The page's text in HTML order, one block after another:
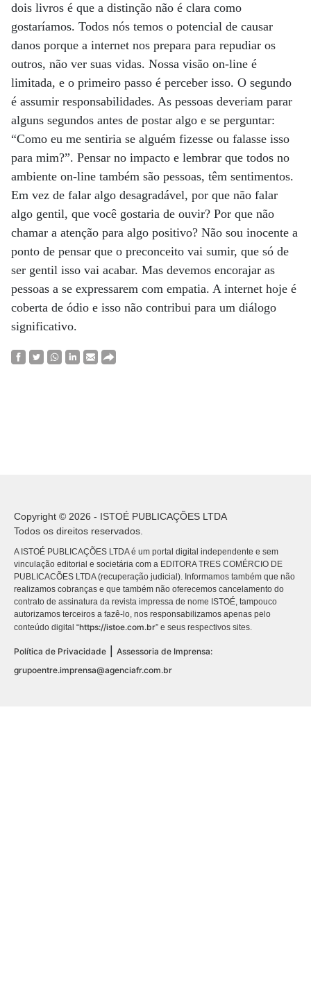
dois livros é que a distinção não é clara como
gostaríamos. Todos nós temos o potencial de causar
danos porque a internet nos prepara para repudiar os
outros, não ver suas vidas. Nossa visão on-line é
limitada, e o primeiro passo é perceber isso. O segundo
é assumir responsabilidades. As pessoas deveriam parar
alguns segundos antes de postar algo e se perguntar:
“Como eu me sentiria se alguém fizesse ou falasse isso
para mim?”. Pensar no impacto e lembrar que todos no
ambiente on-line também são pessoas, têm sentimentos.
Em vez de falar algo desagradável, por que não falar
algo gentil, que você gostaria de ouvir? Por que não
chamar a atenção para algo positivo? Não sou inocente a
ponto de pensar que o preconceito vai sumir, que só de
ser gentil isso vai acabar. Mas devemos encorajar as
pessoas a se expressarem com empatia. A internet hoje é
coberta de ódio e isso não contribui para um diálogo
significativo.
Copyright © 2026 - ISTOÉ PUBLICAÇÕES LTDA
Todos os direitos reservados.
A ISTOÉ PUBLICAÇÕES LTDA é um portal digital independente e sem
vinculação editorial e societária com a EDITORA TRES COMÉRCIO DE
PUBLICACÕES LTDA (recuperação judicial). Informamos também que não
realizamos cobranças e que também não oferecemos cancelamento do
contrato de assinatura da revista impressa de nome ISTOÉ, tampouco
autorizamos terceiros a fazê-lo, nos responsabilizamos apenas pelo
conteúdo digital “https://istoe.com.br” e seus respectivos sites.
Política de Privacidade
Assessoria de Imprensa:
grupoentre.imprensa@agenciafr.com.br